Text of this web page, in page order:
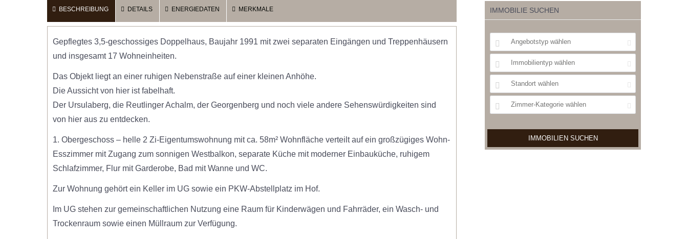
BESCHREIBUNG DETAILS ENERGIEDATEN MERKMALE
Gepflegtes 3,5-geschossiges Doppelhaus, Baujahr 1991 mit zwei separaten Eingängen und Treppenhäusern
und insgesamt 17 Wohneinheiten.
Das Objekt liegt an einer ruhigen Nebenstraße auf einer kleinen Anhöhe.
Die Aussicht von hier ist fabelhaft.
Der Ursulaberg, die Reutlinger Achalm, der Georgenberg und noch viele andere Sehenswürdigkeiten sind
von hier aus zu entdecken.
1. Obergeschoss – helle 2 Zi-Eigentumswohnung mit ca. 58m² Wohnfläche verteilt auf ein großzügiges Wohn-
Esszimmer mit Zugang zum sonnigen Westbalkon, separate Küche mit moderner Einbauküche, ruhigem
Schlafzimmer, Flur mit Garderobe, Bad mit Wanne und WC.
Zur Wohnung gehört ein Keller im UG sowie ein PKW-Abstellplatz im Hof.
Im UG stehen zur gemeinschaftlichen Nutzung eine Raum für Kinderwägen und Fahrräder, ein Wasch- und
Trockenraum sowie einen Müllraum zur Verfügung.
25,00m²
1 Zimmer IMMOBILIE SUCHEN
Angebotstyp wählen
Immobilientyp wählen
Standort wählen
Zimmer-Kategorie wählen
IMMOBILIEN SUCHEN